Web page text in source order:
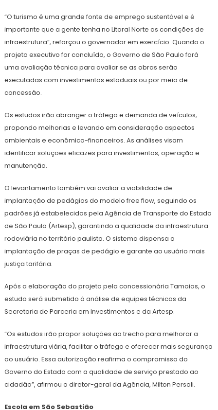
“O turismo é uma grande fonte de emprego sustentável e é
importante que a gente tenha no Litoral Norte as condições de
infraestrutura”, reforçou o governador em exercício. Quando o
projeto executivo for concluído, o Governo de São Paulo fará
uma avaliação técnica para avaliar se as obras serão
executadas com investimentos estaduais ou por meio de
concessão.
Os estudos irão abranger o tráfego e demanda de veículos,
propondo melhorias e levando em consideração aspectos
ambientais e econômico-financeiros. As análises visam
identificar soluções eficazes para investimentos, operação e
manutenção.
O levantamento também vai avaliar a viabilidade de
implantação de pedágios do modelo free flow, seguindo os
padrões já estabelecidos pela Agência de Transporte do Estado
de São Paulo (Artesp), garantindo a qualidade da infraestrutura
rodoviária no território paulista. O sistema dispensa a
implantação de praças de pedágio e garante ao usuário mais
justiça tarifária.
Após a elaboração do projeto pela concessionária Tamoios, o
estudo será submetido à análise de equipes técnicas da
Secretaria de Parceria em Investimentos e da Artesp.
“Os estudos irão propor soluções ao trecho para melhorar a
infraestrutura viária, facilitar o tráfego e oferecer mais segurança
ao usuário. Essa autorização reafirma o compromisso do
Governo do Estado com a qualidade de serviço prestado ao
cidadão”, afirmou o diretor-geral da Agência, Milton Persoli.
Escola em São Sebastião